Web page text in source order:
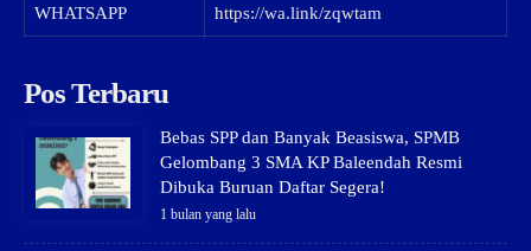
WHATSAPP https://wa.link/zqwtam
Pos Terbaru
Bebas SPP dan Banyak Beasiswa, SPMB
Gelombang 3 SMA KP Baleendah Resmi
Dibuka Buruan Daftar Segera!
1 bulan yang lalu